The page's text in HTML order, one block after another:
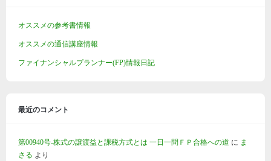
オススメの参考書情報
オススメの通信講座情報
ファイナンシャルプランナー(FP)情報日記
最近のコメント
第00940号-株式の譲渡益と課税方式とは 一日一問ＦＰ合格への道 に ま
さる より